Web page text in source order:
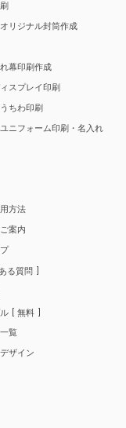
リジナル封筒作成
幕印刷作成
スプレイ印刷
ちわ印刷
ニフォーム印刷・名入れ
方法
案内
る質問
無料
覧
ザイン